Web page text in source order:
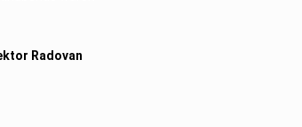
Radovan